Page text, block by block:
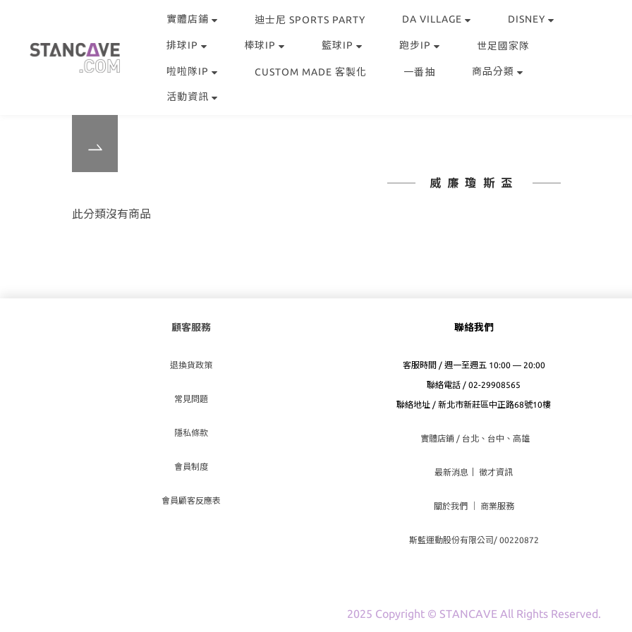
實體店鋪 迪士尼 SPORTS PARTY DA VILLAGE DISNEY
排球IP 棒球IP 籃球IP 跑步IP 世足國家隊
啦啦隊IP CUSTOM MADE 客製化 一番抽 商品分類
活動資訊
威廉瓊斯盃
此分類沒有商品
顧客服務
退換貨政策
常見問題
隱私條款
會員制度
會員顧客反應表
聯絡我們
客服時間 / 週一至週五 10:00 — 20:00
聯絡電話 / 02-29908565
聯絡地址 / 新北市新莊區中正路68號10樓
實體店鋪 / 台北、台中、高雄
最新消息 徵才資訊
關於我們 商業服務
斯藍運動股份有限公司/ 00220872
2025 Copyright © STANCAVE All Rights Reserved.